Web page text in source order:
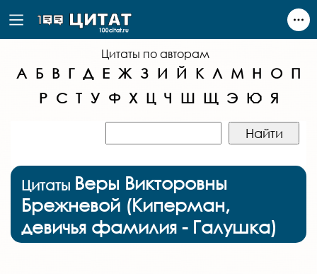
Цитаты по авторам
А Б В Г Д Е Ж З И Й К Л М Н О П
Р С Т У Ф Х Ц Ч Ш Щ Э Ю Я
Цитаты Веры Викторовны
Брежневой (Киперман,
девичья фамилия - Галушка)